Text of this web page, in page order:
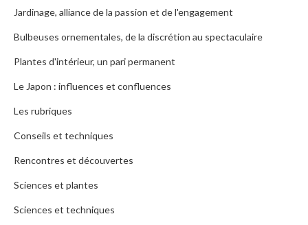
Jardinage, alliance de la passion et de l'engagement
Bulbeuses ornementales, de la discrétion au spectaculaire
Plantes d'intérieur, un pari permanent
Le Japon : influences et confluences
Les rubriques
Conseils et techniques
Rencontres et découvertes
Sciences et plantes
Sciences et techniques